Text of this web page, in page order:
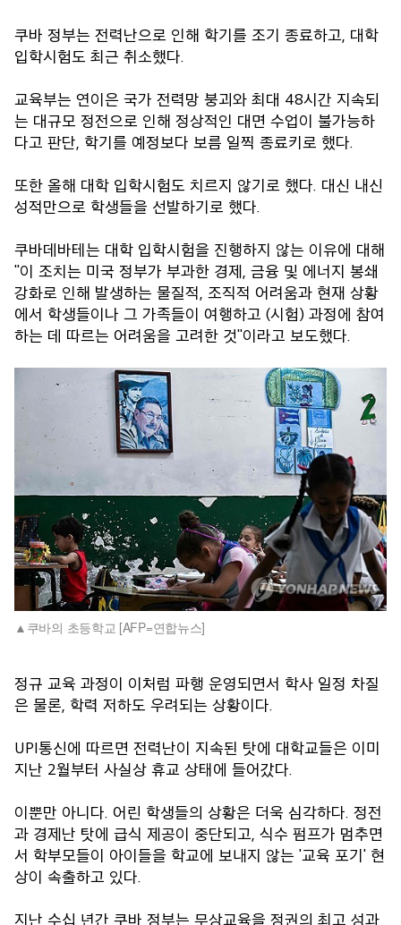
쿠바 정부는 전력난으로 인해 학기를 조기 종료하고, 대학
입학시험도 최근 취소했다.
교육부는 연이은 국가 전력망 붕괴와 최대 48시간 지속되
는 대규모 정전으로 인해 정상적인 대면 수업이 불가능하
다고 판단, 학기를 예정보다 보름 일찍 종료키로 했다.
또한 올해 대학 입학시험도 치르지 않기로 했다. 대신 내신
성적만으로 학생들을 선발하기로 했다.
쿠바데바테는 대학 입학시험을 진행하지 않는 이유에 대해
"이 조치는 미국 정부가 부과한 경제, 금융 및 에너지 봉쇄
강화로 인해 발생하는 물질적, 조직적 어려움과 현재 상황
에서 학생들이나 그 가족들이 여행하고 (시험) 과정에 참여
하는 데 따르는 어려움을 고려한 것"이라고 보도했다.
쿠바의 초등학교 [AFP=연합뉴스]
정규 교육 과정이 이처럼 파행 운영되면서 학사 일정 차질
은 물론, 학력 저하도 우려되는 상황이다.
UPI통신에 따르면 전력난이 지속된 탓에 대학교들은 이미
지난 2월부터 사실상 휴교 상태에 들어갔다.
이뿐만 아니다. 어린 학생들의 상황은 더욱 심각하다. 정전
과 경제난 탓에 급식 제공이 중단되고, 식수 펌프가 멈추면
서 학부모들이 아이들을 학교에 보내지 않는 '교육 포기' 현
상이 속출하고 있다.
지난 수십 년간 쿠바 정부는 무상교육을 정권의 최고 성과